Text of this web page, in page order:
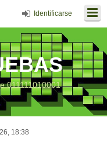
Identificarse
011111010001
18:38